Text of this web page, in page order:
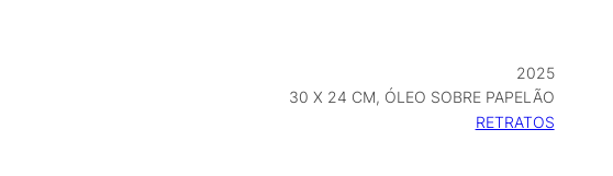
2025
30 X 24 CM, ÓLEO SOBRE PAPELÃO
RETRATOS